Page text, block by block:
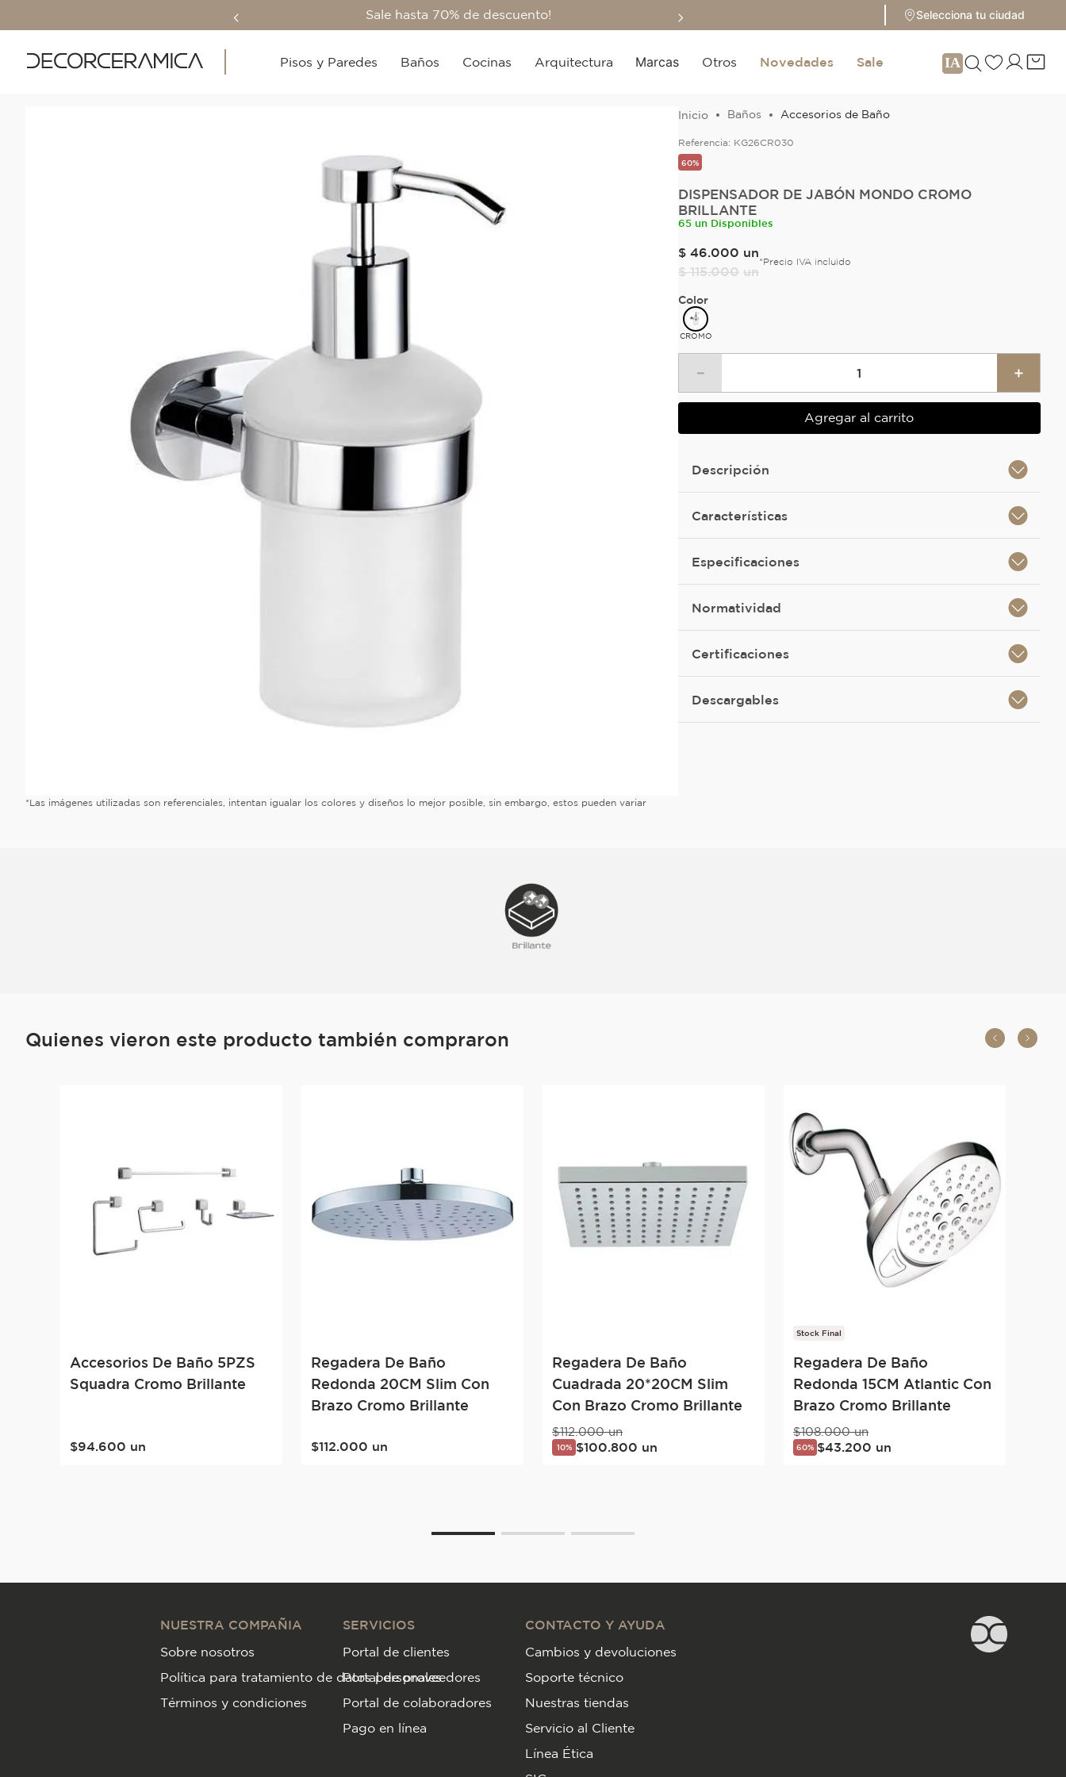
Sale hasta 70% de descuento! Selecciona tu ciudad
Pisos y Paredes Baños Cocinas Arquitectura Marcas Otros Novedades Sale
*Las imágenes utilizadas son referenciales, intentan igualar los colores y diseños lo mejor posible, sin embargo, estos pueden variar
Baños Accesorios de Baño
Referencia: KG26CR030
60%
DISPENSADOR DE JABÓN MONDO CROMO
BRILLANTE
65 un Disponibles
$ 46.000 un
$ 115.000 un
*Precio IVA incluido
Color
CROMO
＋
－
Agregar al carrito
Descripción
Características
Especificaciones
Normatividad
Certificaciones
Descargables
Quienes vieron este producto también compraron
Accesorios De Baño 5PZS
Squadra Cromo Brillante
$94.600 un
Regadera De Baño
Redonda 20CM Slim Con
Brazo Cromo Brillante
$112.000 un
Regadera De Baño
Cuadrada 20*20CM Slim
Con Brazo Cromo Brillante
$112.000 un
10% $100.800 un
Stock Final
Regadera De Baño
Redonda 15CM Atlantic Con
Brazo Cromo Brillante
$108.000 un
60% $43.200 un
NUESTRA COMPAÑIA
Sobre nosotros
Política para tratamiento de datos personales
Términos y condiciones
SERVICIOS
Portal de clientes
Portal de proveedores
Portal de colaboradores
Pago en línea
CONTACTO Y AYUDA
Cambios y devoluciones
Soporte técnico
Nuestras tiendas
Servicio al Cliente
Línea Ética